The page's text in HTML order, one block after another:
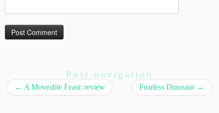
Post navigation
← A Moveable Feast: review Fearless Dinosaur →